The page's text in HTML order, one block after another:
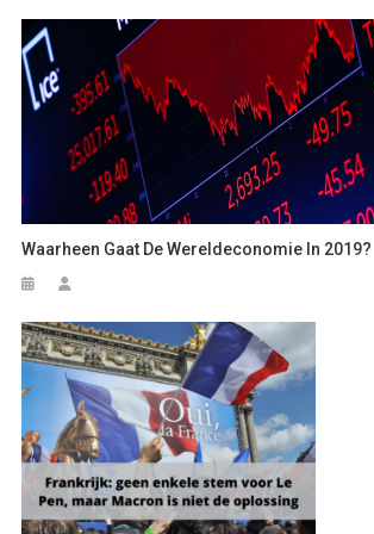
Waarheen Gaat De Wereldeconomie In 2019?